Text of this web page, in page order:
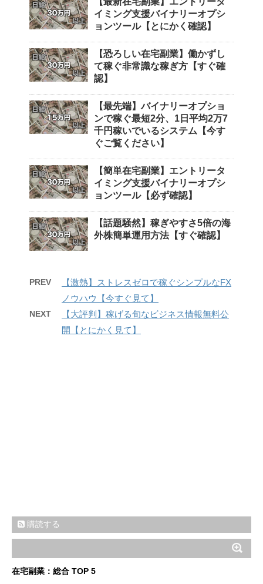
イミング支援バイナリーオプシ
ョンツール【とにかく確認】
【恐ろしい在宅副業】働かずし
て稼ぐ非常識な稼ぎ方【すぐ確
認】
【最先端】バイナリーオプショ
ンで稼ぐ最短2分、1日平均2万7
千円稼いでいるシステム【今す
ぐご覧ください】
【簡単在宅副業】エントリータ
イミング支援バイナリーオプシ
ョンツール【必ず確認】
【話題騒然】稼ぎやすさ5倍の海
外株簡単運用方法【すぐ確認】
PREV
【激熱】ストレスゼロで稼ぐシンプルなFX
ノウハウ【今すぐ見て】
NEXT
【大評判】稼げる旬なビジネス情報無料公
開【とにかく見て】
購読する
在宅副業：総合 TOP 5